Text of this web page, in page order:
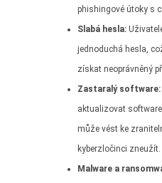
phishingové útoky s
Slabá hesla:
jednoduchá hesla,
získat neoprávněný
Zastaralý software:
aktualizovat
může vést ke
kyberzločinci zneužít.
Malware a